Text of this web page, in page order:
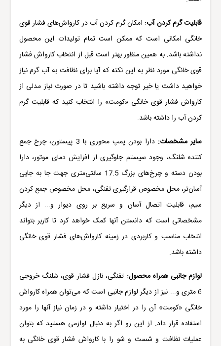
قابلیت گرم کردن آب: امکان گرم کردن آب در کارواش‌های فشار قوی
خانگی امکانی است که ممکن است تمام تولیدات این محصول
نداشته باشد. به همین منظور بهتر است قبل از انتخابکارواش فشار
قوی خانگی مورد نظر به این نکته که آیا برای نظافت به آب گرم نیاز
خواهید داشت یا خیر توجه داشته باشید تا در صورت نیاز مدلی از
کارواش فشار قوی خانگی «کومت» را انتخاب کنید که قابلیت گرم
کردن آب را داشته باشد.
سایر مشخصات:
دارا بودن پمپ محوری با 3 پیستون، چرخ جمع
کننده شلنگ، وجود سیستم جلوگیری از افزایش دمای موتور، دارا
بودن دسته و چرخ‌های بزرگ 17.5 سانتی‌متری جهت جا به جایی
آسان‌تر، محل مخصوص قرارگیری تفنگی، محل مخصوص جمع کردن
سیم، قابلیت اتصال آسان و سریع بر روی دیوار و... از دیگر
مشخصاتی است که دانستن آنها کمک خواهد کرد تا کاربر بتواند
انتخاب مناسب و کاربردی در زمینه کارواش‌های فشار قوی خانگی
داشته باشد.
لوازم جانبی همراه محصول: تفنگی، نازل فشار قوی، شلنگ خروجی
6 متری و... نیز از دیگر لوازم جانبی است که می‌توان همراه کارواش
خانگی «کومت» آن را در اختیار داشته و در زمان نیاز آنها را مورد
استفاده قرار داد. از این رو اگر به دنبال لوازمی هستید که بتوان
عملیات نظافت و شست و شو را با کارواش فشار قوی خانگی به